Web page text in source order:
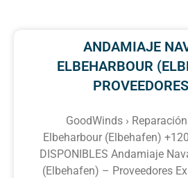
ANDAMIAJE
ELBEHARBOUR
GoodWinds ›
Elbeharbour (Elbehafen)
DISPONIBLES Andamiaje
(Elbehafen) – Proveedores